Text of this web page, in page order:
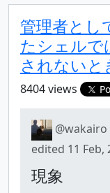
Topic
管理者とし
たシェル
されないと
8404 views
@wakairo
edited 11 Feb,
現象